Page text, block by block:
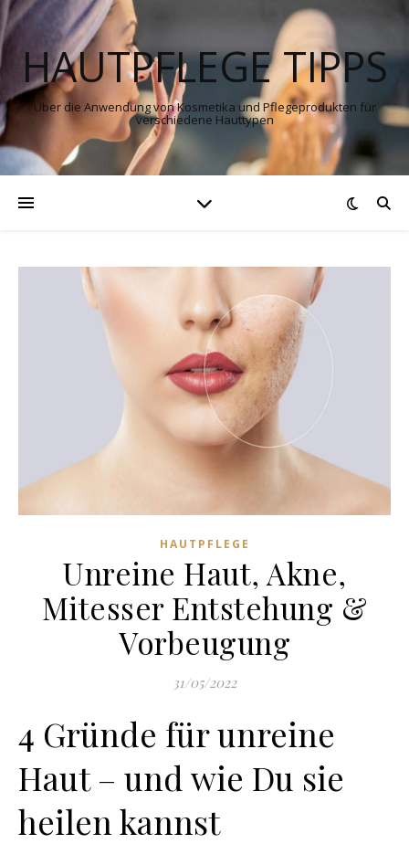
HAUTPFLEGE TIPPS
Über die Anwendung von Kosmetika und Pflegeprodukten für
verschiedene Hauttypen
HAUTPFLEGE
Unreine Haut, Akne,
Mitesser Entstehung &
Vorbeugung
31/05/2022
4 Gründe für unreine
Haut – und wie Du sie
heilen kannst